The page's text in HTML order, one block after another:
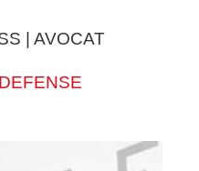
| AVOCAT
DEFENSE